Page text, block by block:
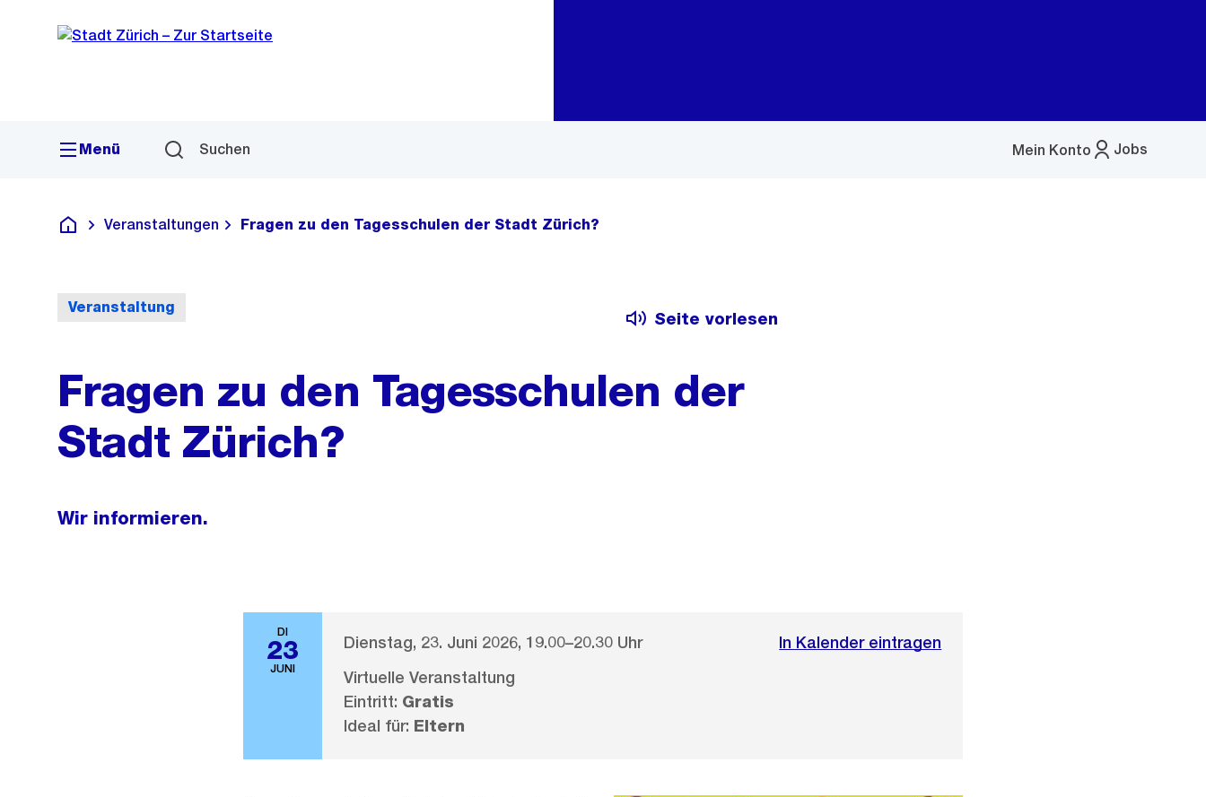
Navigation
Sprunglink
Menü Suchen Jobs
Mein Konto
Menü
Deutsch
Veranstaltungen Fragen zu den Tagesschulen der Stadt Zürich?
Veranstaltung
Seite vorlesen
Fragen zu den Tagesschulen der
Stadt Zürich?
Wir informieren.
DI
23
JUNI
Dienstag, 23. Juni 2026, 19.00–20.30 Uhr
In Kalender eintragen
Virtuelle Veranstaltung
Eintritt: Gratis
Ideal für: Eltern